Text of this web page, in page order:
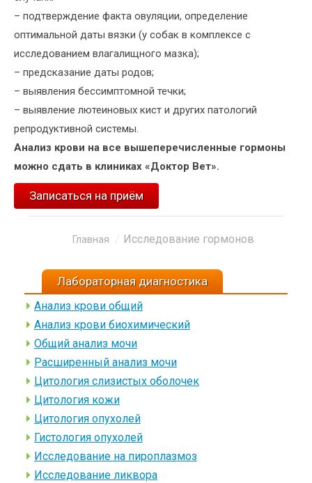
– подтверждение факта овуляции, определение
оптимальной даты вязки (у собак в комплексе с
исследованием влагалищного мазка);
– предсказание даты родов;
– выявления бессимптомной течки;
– выявление лютеиновых кист и других патологий
репродуктивной системы.
Анализ крови на все вышеперечисленные гормоны
можно сдать в клиниках «Доктор Вет».
Записаться на приём
Вы здесь:Главная Исследование гормонов
Лабораторная диагностика
Анализ крови общий
Анализ крови биохимический
Общий анализ мочи
Расширенный анализ мочи
Цитология слизистых оболочек
Цитология кожи
Цитология опухолей
Гистология опухолей
Исследование на пироплазмоз
Исследование ликвора